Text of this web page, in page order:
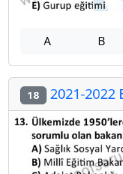
A B
18 2021-2022